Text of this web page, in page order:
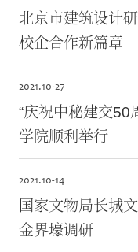
北京市建筑设计
校企合作新篇章
2021.10-27
“庆祝中秘建交50
学院顺利举行
2021.10-14
国家文物局长城
金界壕调研